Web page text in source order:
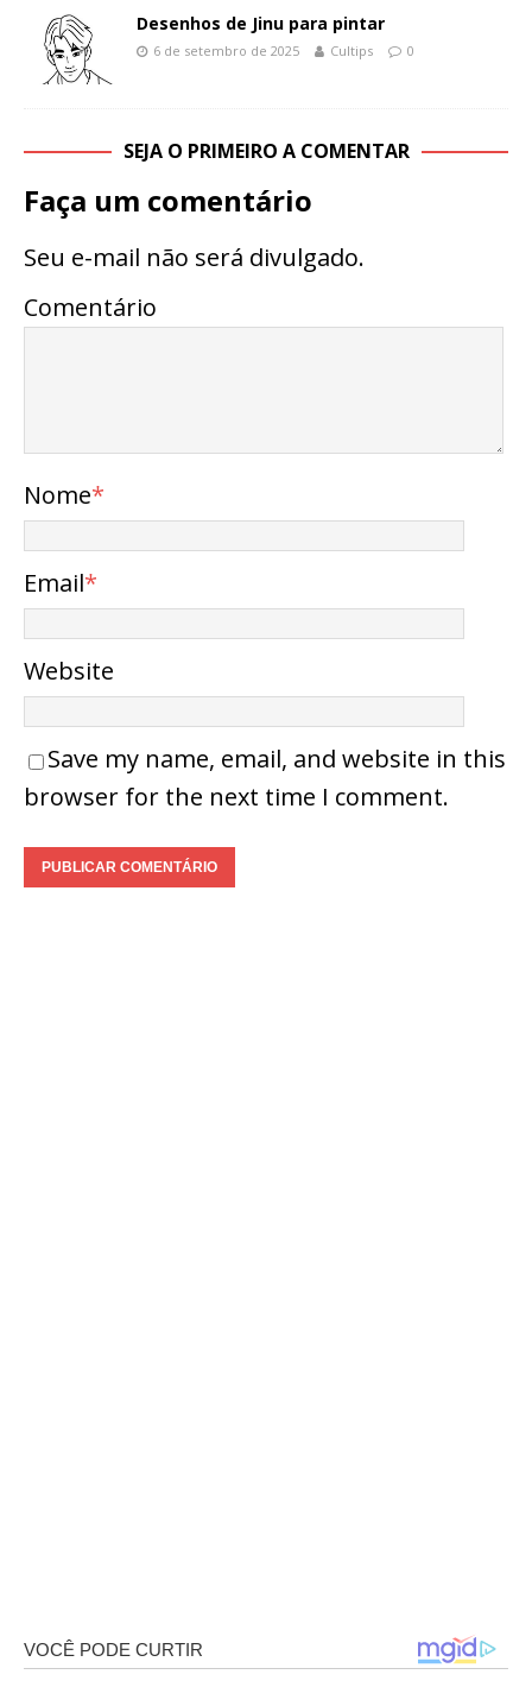
Desenhos de Jinu para pintar
6 de setembro de 2025 Cultips 0
SEJA O PRIMEIRO A COMENTAR
Faça um comentário
Seu e-mail não será divulgado.
Comentário
Nome*
Email*
Website
Save my name, email, and website in this
browser for the next time I comment.